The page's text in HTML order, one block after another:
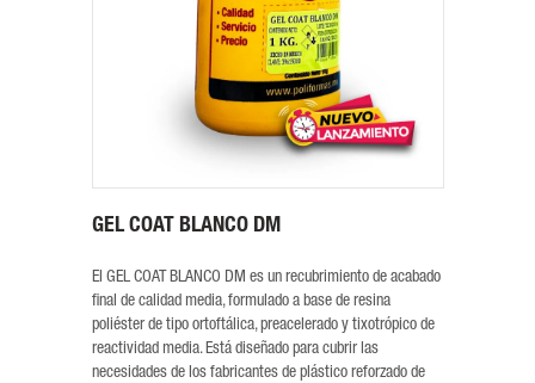
GEL COAT BLANCO DM
El GEL COAT BLANCO DM es un recubrimiento de acabado
final de calidad media, formulado a base de resina
poliéster de tipo ortoftálica, preacelerado y tixotrópico de
reactividad media. Está diseñado para cubrir las
necesidades de los fabricantes de plástico reforzado de